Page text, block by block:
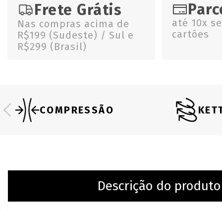
Frete Grátis
Nas compras acima de
R$199 (Sudeste) / Sul e
R$299 (Brasil)
até 10x
cartões
COMPRESSÃO
Descrição do produto